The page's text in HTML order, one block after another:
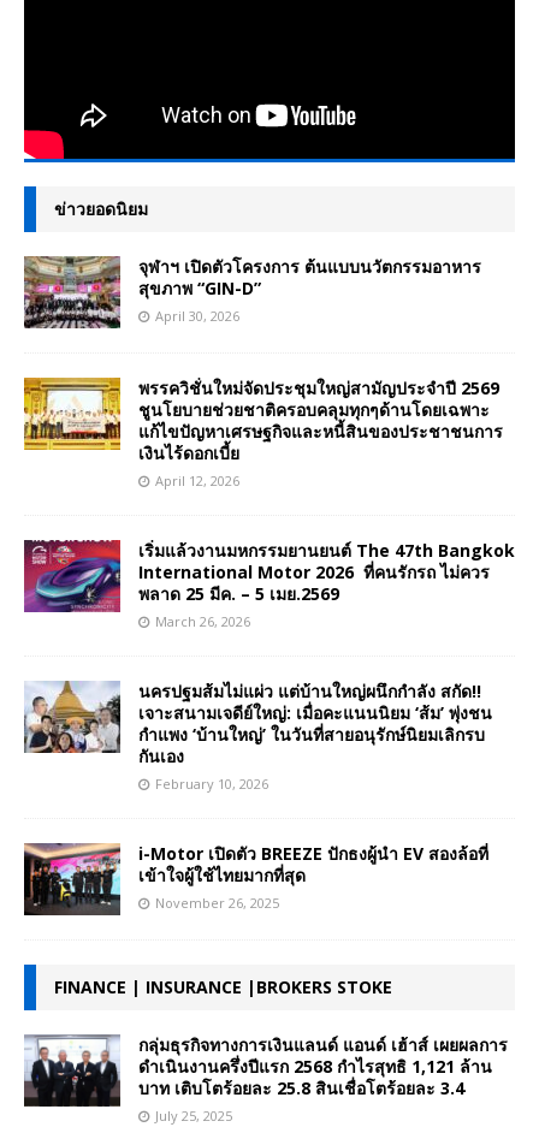
ข่าวยอดนิยม
จุฬาฯ เปิดตัวโครงการ ต้นแบบนวัตกรรมอาหาร
สุขภาพ “GIN-D”
April 30, 2026
พรรควิชั่นใหม่จัดประชุมใหญ่สามัญประจำปี 2569
ชูนโยบายช่วยชาติครอบคลุมทุกๆด้านโดยเฉพาะ
แก้ไขปัญหาเศรษฐกิจและหนี้สินของประชาชนการ
เงินไร้ดอกเบี้ย
April 12, 2026
เริ่มแล้วงานมหกรรมยานยนต์ The 47th Bangkok
International Motor 2026 ที่คนรักรถ ไม่ควร
พลาด 25 มีค. – 5 เมย.2569
March 26, 2026
นครปฐมส้มไม่แผ่ว แต่บ้านใหญ่ผนึกกำลัง สกัด!!
เจาะสนามเจดีย์ใหญ่: เมื่อคะแนนนิยม ‘ส้ม’ พุ่งชน
กำแพง ‘บ้านใหญ่’ ในวันที่สายอนุรักษ์นิยมเลิกรบ
กันเอง
February 10, 2026
i-Motor เปิดตัว BREEZE ปักธงผู้นำ EV สองล้อที่
เข้าใจผู้ใช้ไทยมากที่สุด
November 26, 2025
FINANCE | INSURANCE |BROKERS STOKE
กลุ่มธุรกิจทางการเงินแลนด์ แอนด์ เฮ้าส์ เผยผลการ
ดำเนินงานครึ่งปีแรก 2568 กำไรสุทธิ 1,121 ล้าน
บาท เติบโตร้อยละ 25.8 สินเชื่อโตร้อยละ 3.4
July 25, 2025